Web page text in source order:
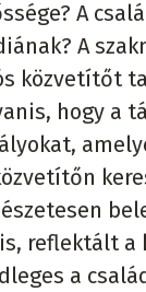
A
A
közvetítőt
hogy a
reflektált a
a